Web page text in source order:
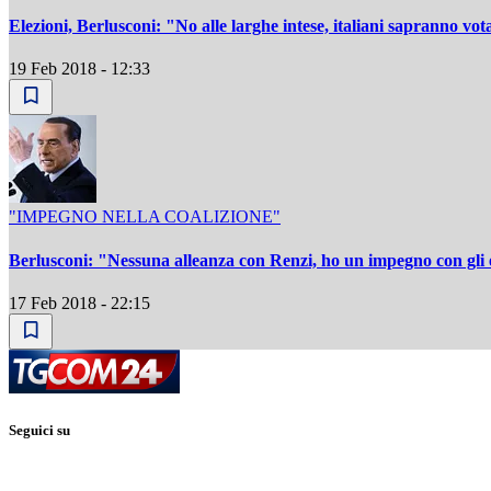
Elezioni, Berlusconi: "No alle larghe intese, italiani sapranno
19 Feb 2018 - 12:33
"IMPEGNO NELLA COALIZIONE"
Berlusconi: "Nessuna alleanza con Renzi, ho un impegno con
17 Feb 2018 - 22:15
Seguici su